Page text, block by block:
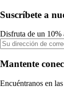
Suscríbete a
Disfruta de un 10%
Mantente
Encuéntranos en